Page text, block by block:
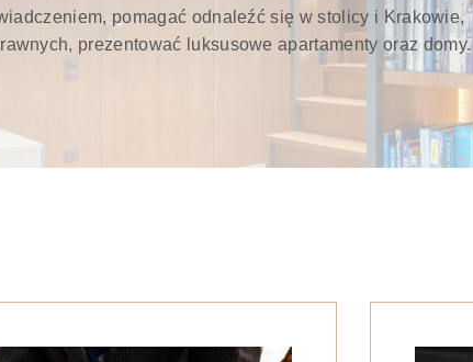
pomagać odnaleźć się w stolicy i Krakowie,
prezentować luksusowe apartamenty oraz domy.